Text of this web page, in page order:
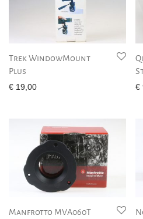
Trek WindowMount
Plus
€ 19,00
€
Manfrotto MVA060T